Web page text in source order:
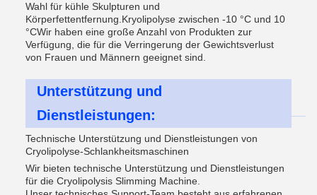
Wahl für kühle Skulpturen und
Körperfettentfernung.Kryolipolyse zwischen -10 °C und 10
°CWir haben eine große Anzahl von Produkten zur
Verfügung, die für die Verringerung der Gewichtsverlust
von Frauen und Männern geeignet sind.
Unterstützung und
Dienstleistungen:
Technische Unterstützung und Dienstleistungen von
Cryolipolyse-Schlankheitsmaschinen
Wir bieten technische Unterstützung und Dienstleistungen
für die Cryolipolysis Slimming Machine.